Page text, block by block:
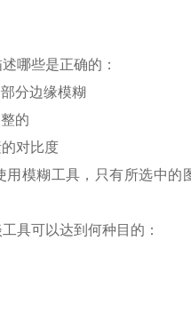
哪些是正确的：
分边缘模糊
的
对比度
用模糊工具，只有所选中的
具可以达到何种目的：